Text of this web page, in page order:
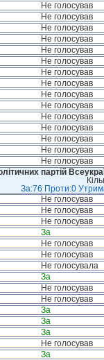
Не голосував
Не голосував
Не голосував
Не голосував
Не голосував
Не голосував
Не голосував
Не голосував
Не голосував
Не голосував
Не голосував
Не голосував
Не голосував
Не голосував
Не голосував
партій
За:76 Проти:0
Не голосував
Не голосував
Не голосував
За
Не голосував
Не голосував
Не голосувала
За
Не голосував
Не голосував
За
За
За
Не голосував
За